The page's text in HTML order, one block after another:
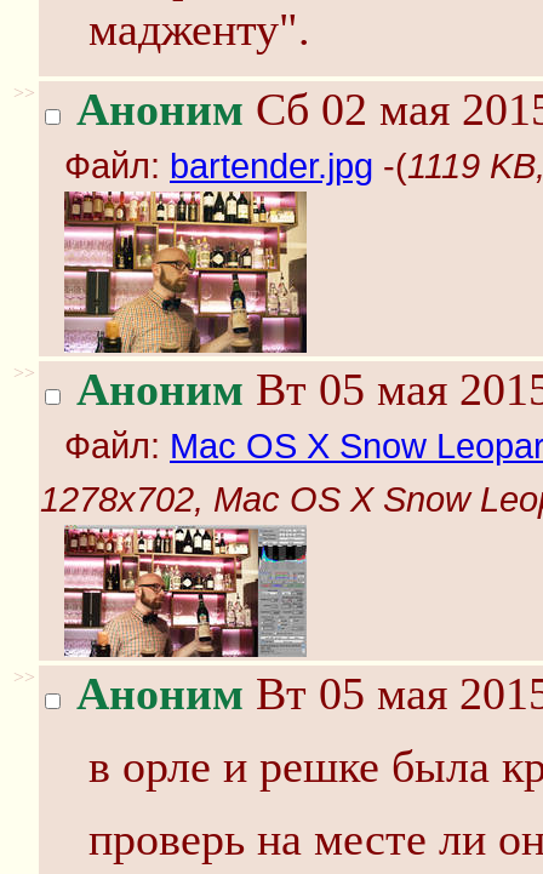
мадженту".
>> Аноним Сб 02 мая
Файл: bartender.jpg -(1119
>> Аноним Вт 05 мая
Файл: Mac OS X Snow
1278x702, Mac OS X Snow
>> Аноним Вт 05 мая
в орле и решке была
проверь на месте ли